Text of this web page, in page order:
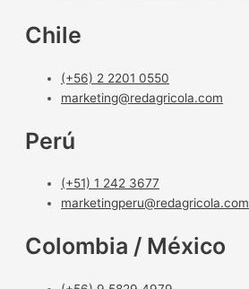
Chile
(+56) 2 2201 0550
marketing@redagricola.com
Perú
(+51) 1 242 3677
marketingperu@redagricola.com
Colombia / México